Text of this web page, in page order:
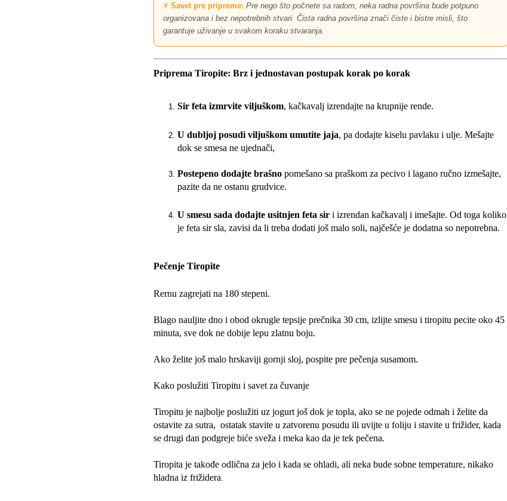
⚡ Savet pre pripreme: Pre nego što počnete sa radom, neka radna površina bude potpuno
organizovana i bez nepotrebnih stvari. Čista radna površina znači čiste i bistre misli, što
garantuje uživanje u svakom koraku stvaranja.
Priprema Tiropite: Brz i jednostavan postupak korak po korak
Sir feta izmrvite viljuškom, kačkavalj izrendajte na krupnije rende.
U dubljoj posudi viljuškom umutite jaja, pa dodajte kiselu pavlaku i ulje. Mešajte
dok se smesa ne ujednači,
Postepeno dodajte brašnopomešano sa praškom za pecivo i lagano ručno izmešajte,
pazite da ne ostanu grudvice.
U smesu sada dodajte usitnjen feta siri izrendan kačkavalj i imešajte. Od toga koliko
je feta sir sla, zavisi da li treba dodati još malo soli, najčešće je dodatna so nepotrebna.
Pečenje Tiropite
Rernu zagrejati na 180 stepeni.
Blago nauljite dno i obod okrugle tepsije prečnika 30 cm, izlijte smesu i tiropitu pecite oko 45
minuta, sve dok ne dobije lepu zlatnu boju.
Ako želite još malo hrskaviji gornji sloj, pospite pre pečenja susamom.
Kako poslužiti Tiropitu i savet za čuvanje
Tiropitu je najbolje poslužiti uz jogurt još dok je topla, ako se ne pojede odmah i želite da
ostavite za sutra, ostatak stavite u zatvorenu posudu ili uvijte u foliju i stavite u frižider, kada
se drugi dan podgreje biće sveža i meka kao da je tek pečena.
Tiropita je takođe odlična za jelo i kada se ohladi, ali neka bude sobne temperature, nikako
hladna iz frižidera